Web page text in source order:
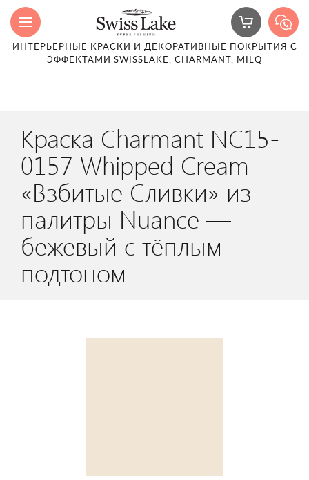
ИНТЕРЬЕРНЫЕ КРАСКИ И ДЕКОРАТИВНЫЕ ПОКРЫТИЯ С
ЭФФЕКТАМИ SWISSLAKE, CHARMANT, MILQ
Краска Charmant NC15-
0157 Whipped Cream
«Взбитые Сливки» из
палитры Nuance —
бежевый с тёплым
подтоном